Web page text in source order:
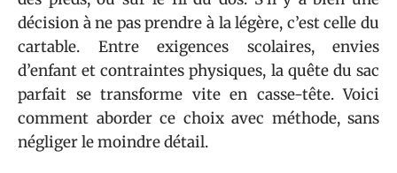
décision à ne pas prendre à la légère, c’est celle du
cartable. Entre exigences scolaires, envies
d’enfant et contraintes physiques, la quête du sac
parfait se transforme vite en casse-tête. Voici
comment aborder ce choix avec méthode, sans
négliger le moindre détail.